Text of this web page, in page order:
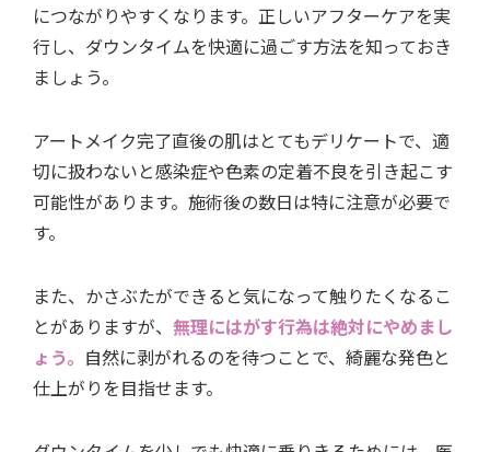
につながりやすくなります。正しいアフターケアを実
行し、ダウンタイムを快適に過ごす方法を知っておき
ましょう。
アートメイク完了直後の肌はとてもデリケートで、適
切に扱わないと感染症や色素の定着不良を引き起こす
可能性があります。施術後の数日は特に注意が必要で
す。
また、かさぶたができると気になって触りたくなるこ
とがありますが、 無理にはがす行為は絶対にやめまし
ょう。 自然に剥がれるのを待つことで、綺麗な発色と
仕上がりを目指せます。